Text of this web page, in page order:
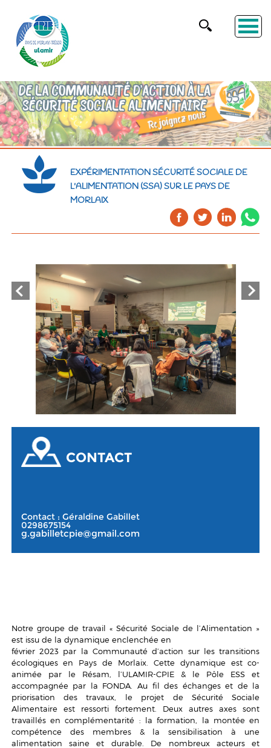
EXPÉRIMENTATION SÉCURITÉ SOCIALE DE
L'ALIMENTATION (SSA) SUR LE PAYS DE
MORLAIX
CONTACT
Contact : Géraldine Gabillet
0298675154
g.gabilletcpie@gmail.com
Notre groupe de travail « Sécurité Sociale de l’Alimentation »
est issu de la dynamique enclenchée en
février 2023 par la Communauté d’action sur les transitions
écologiques en Pays de Morlaix. Cette dynamique est co-
animée par le Résam, l’ULAMIR-CPIE & le Pôle ESS et
accompagnée par la FONDA. Au fil des échanges et de la
priorisation des travaux, le projet de Sécurité Sociale
Alimentaire est ressorti fortement. Deux autres axes sont
travaillés en complémentarité : la formation, la montée en
compétence des membres & la sensibilisation à une
alimentation saine et durable. De nombreux acteurs et